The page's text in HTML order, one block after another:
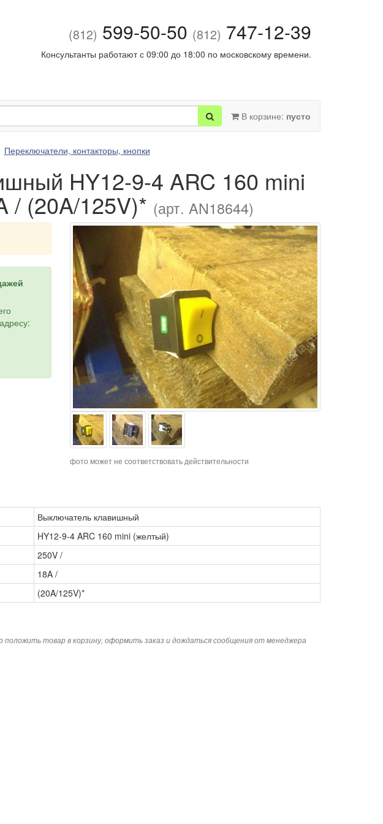
(812) 599-50-50 (812) 747-12-39
Консультанты работают с 09:00 до 18:00 по московскому времени.
В корзине: пусто
Переключатели, контакторы, кнопки
HY12-9-4 ARC 160 mini
/ (20A/125V)* (арт. AN18644)
фото может не соответствовать действительности
Выключатель клавишный
HY12-9-4 ARC 160 mini (желтый)
250V /
18A /
(20A/125V)*
товар в корзину, оформить заказ и дождаться сообщения от менеджера